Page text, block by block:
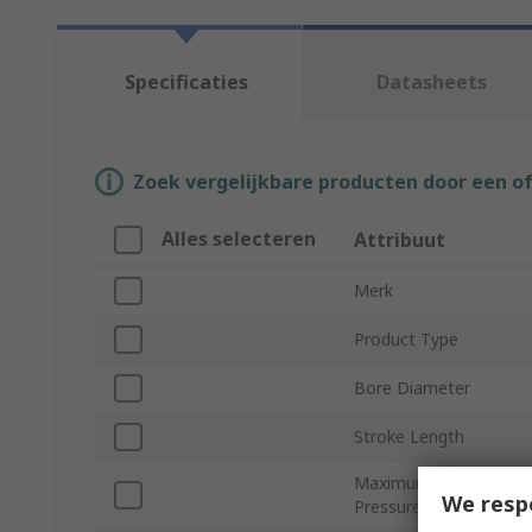
Specificaties Datasheets
Zoek vergelijkbare producten door een
Alles selecteren Attribuut
Merk
Product Type
Bore Diameter
Stroke Length
Maximum Operating
Pressure
We